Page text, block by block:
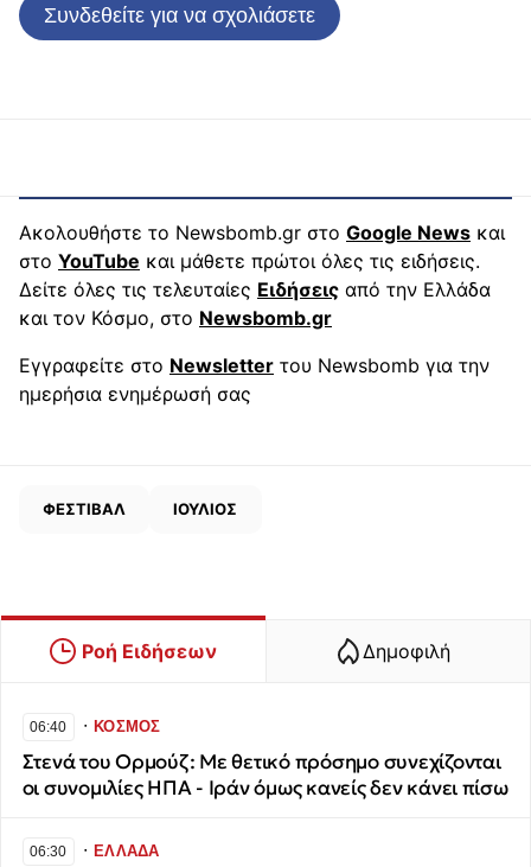
Συνδεθείτε για να σχολιάσετε
Ακολουθήστε το Newsbomb.gr στο Google News και
στο YouTube και μάθετε πρώτοι όλες τις ειδήσεις.
Δείτε όλες τις τελευταίες Ειδήσεις από την Ελλάδα
και τον Κόσμο, στο Newsbomb.gr
Εγγραφείτε στο Newsletter του Newsbomb για την
ημερήσια ενημέρωσή σας
ΦΕΣΤΙΒΑΛ ΙΟΥΛΙΟΣ
Ροή Ειδήσεων Δημοφιλή
06:40 ∙ΚΟΣΜΟΣ
Στενά του Ορμούζ: Με θετικό πρόσημο συνεχίζονται
οι συνομιλίες ΗΠΑ - Ιράν όμως κανείς δεν κάνει πίσω
06:30 ∙ΕΛΛΑΔΑ